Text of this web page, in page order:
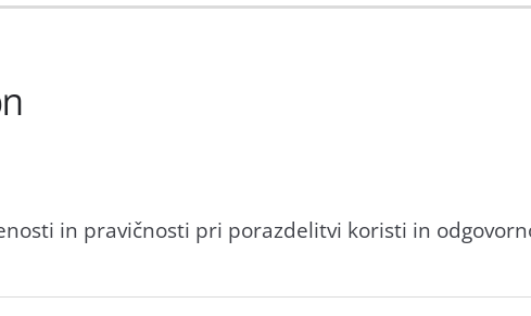
in pravičnosti pri porazdelitvi koristi in